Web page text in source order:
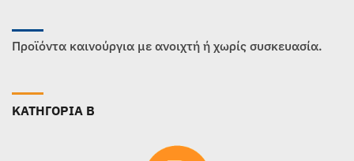
Προϊόντα καινούργια με ανοιχτή ή χωρίς συσκευασία.
ΚΑΤΗΓΟΡΙΑ B